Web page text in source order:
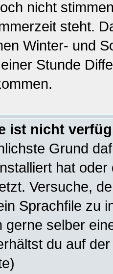
nicht
steht.
Winter- und
Stunde
ist nicht
Grund
hat
Versuche,
Sprachfile zu
gerne selber
du auf